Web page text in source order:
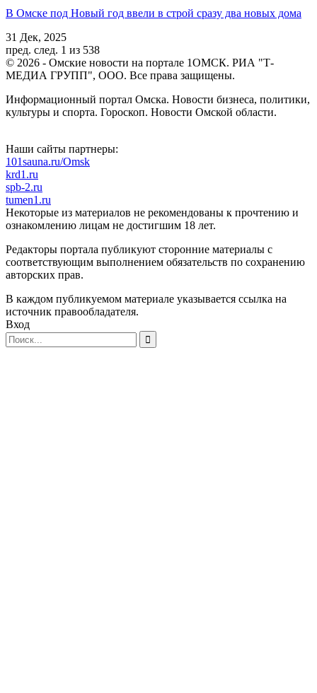
В Омске под Новый год ввели в строй сразу два новых дома
31 Дек, 2025
пред. след. 1 из 538
© 2026 - Омские новости на портале 1ОМСК. РИА "Т-
МЕДИА ГРУПП", ООО. Все права защищены.
Информационный портал Омска. Новости бизнеса, политики,
культуры и спорта. Гороскоп. Новости Омской области.
Наши сайты партнеры:
101sauna.ru/Omsk
krd1.ru
spb-2.ru
tumen1.ru
Некоторые из материалов не рекомендованы к прочтению и
ознакомлению лицам не достигшим 18 лет.
Редакторы портала публикуют сторонние материалы с
соответствующим выполнением обязательств по сохранению
авторских прав.
В каждом публикуемом материале указывается ссылка на
источник правообладателя.
Вход